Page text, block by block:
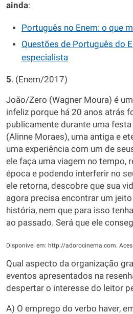
ainda:
Português no Enem: o que
Questões de Português do
especialista
5. (Enem/2017)
João/Zero (Wagner Moura) é
infeliz porque há 20 anos atrás
publicamente durante uma festa
(Alinne Moraes), uma antiga e
uma experiência com um de
ele faça uma viagem no tempo,
época e podendo interferir no
ele retorna, descobre que sua
agora precisa encontrar um
história, nem que para isso
ao passado. Será que ele
Disponível em: http://adorocinema.com.
Qual aspecto da organização
eventos apresentados na
despertar o interesse do leitor
A) O emprego do verbo haver,